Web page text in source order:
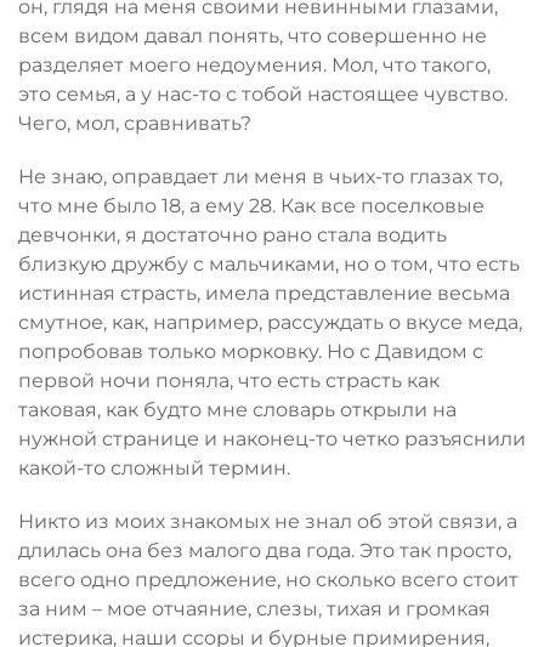
он, глядя на меня своими невинными глазами,
всем видом давал понять, что совершенно не
разделяет моего недоумения. Мол, что такого,
это семья, а у нас-то с тобой настоящее чувство.
Чего, мол, сравнивать?
Не знаю, оправдает ли меня в чьих-то глазах то,
что мне было 18, а ему 28. Как все поселковые
девчонки, я достаточно рано стала водить
близкую дружбу с мальчиками, но о том, что есть
истинная страсть, имела представление весьма
смутное, как, например, рассуждать о вкусе меда,
попробовав только морковку. Но с Давидом с
первой ночи поняла, что есть страсть как
таковая, как будто мне словарь открыли на
нужной странице и наконец-то четко разъяснили
какой-то сложный термин.
Никто из моих знакомых не знал об этой связи, а
длилась она без малого два года. Это так просто,
всего одно предложение, но сколько всего стоит
за ним – мое отчаяние, слезы, тихая и громкая
истерика, наши ссоры и бурные примирения,